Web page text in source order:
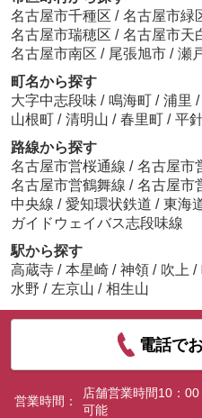
名古屋市千種区 / 名古屋市緑
名古屋市瑞穂区 / 名古屋市天
名古屋市南区 / 尾張旭市 / 瀬
町名から探す
大字中志段味 / 鳴海町 / 浦里 /
山根町 / 清明山 / 春里町 / 平
路線から探す
名古屋市営桜通線 / 名古屋市
名古屋市営鶴舞線 / 名古屋市
中央線 / 愛知環状鉄道 / 東海
ガイドウェイバス志段味線
駅から探す
高蔵寺 / 本星崎 / 神領 / 吹上 /
水野 / 左京山 / 相生山
電話で
営業時間：
店舗営業時間10：
可能